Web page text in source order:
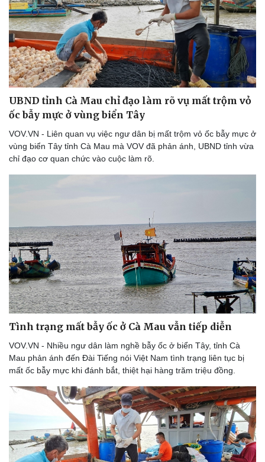
UBND tỉnh Cà Mau chỉ đạo làm rõ vụ mất trộm vỏ
ốc bẫy mực ở vùng biển Tây
VOV.VN - Liên quan vụ việc ngư dân bị mất trộm vỏ ốc bẫy mực ở
vùng biển Tây tỉnh Cà Mau mà VOV đã phản ánh, UBND tỉnh vừa
chỉ đạo cơ quan chức vào cuộc làm rõ.
Tình trạng mất bẫy ốc ở Cà Mau vẫn tiếp diễn
VOV.VN - Nhiều ngư dân làm nghề bẫy ốc ở biển Tây, tỉnh Cà
Mau phản ánh đến Đài Tiếng nói Việt Nam tình trạng liên tục bị
mất ốc bẫy mực khi đánh bắt, thiệt hại hàng trăm triệu đồng.